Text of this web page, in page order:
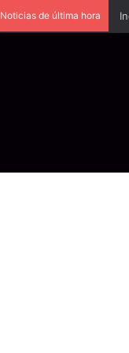
Noticias de última hora